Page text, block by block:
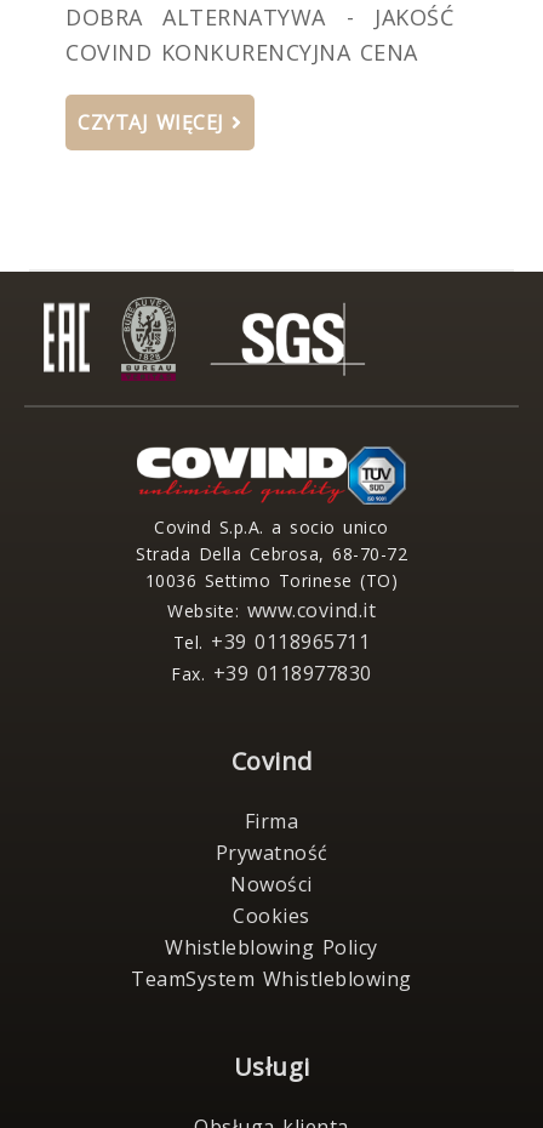
DOBRA ALTERNATYWA - JAKOŚĆ
COVIND KONKURENCYJNA CENA
CZYTAJ WIĘCEJ
Covind S.p.A. a socio unico
Strada Della Cebrosa, 68-70-72
10036 Settimo Torinese (TO)
Website: www.covind.it
Tel. +39 0118965711
Fax. +39 0118977830
Covind
Firma
Prywatność
Nowości
Cookies
Whistleblowing Policy
TeamSystem Whistleblowing
Usługi